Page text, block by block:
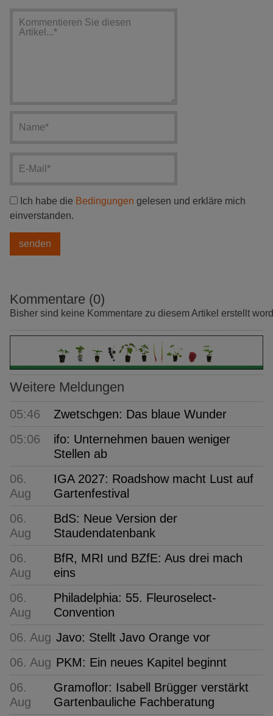
Ich habe die Bedingungen gelesen und erkläre mich
einverstanden.
Kommentare (0)
Bisher sind keine Kommentare zu diesem Artikel erstellt
Weitere Meldungen
05:46
Zwetschgen: Das blaue Wunder
05:06
ifo: Unternehmen bauen weniger
Stellen ab
06.
Aug
IGA 2027: Roadshow macht Lust auf
Gartenfestival
06.
Aug
BdS: Neue Version der
Staudendatenbank
06.
Aug
BfR, MRI und BZfE: Aus drei mach
eins
06.
Aug
Philadelphia: 55. Fleuroselect-
Convention
06. Aug Javo: Stellt Javo Orange vor
06. Aug PKM: Ein neues Kapitel beginnt
06.
Aug
Gramoflor: Isabell Brügger verstärkt
Gartenbauliche Fachberatung